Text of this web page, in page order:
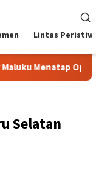
Lintas
Menatap
Selatan